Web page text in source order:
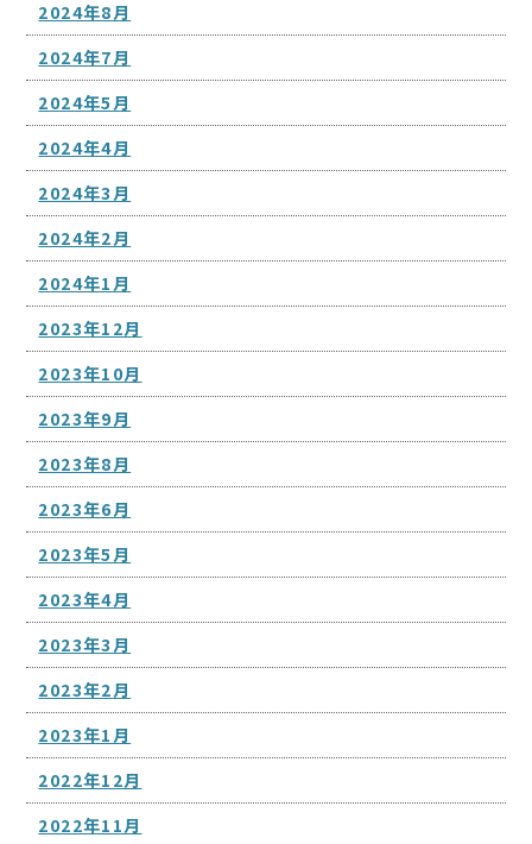
2024年8月
2024年7月
2024年5月
2024年4月
2024年3月
2024年2月
2024年1月
2023年12月
2023年10月
2023年9月
2023年8月
2023年6月
2023年5月
2023年4月
2023年3月
2023年2月
2023年1月
2022年12月
2022年11月